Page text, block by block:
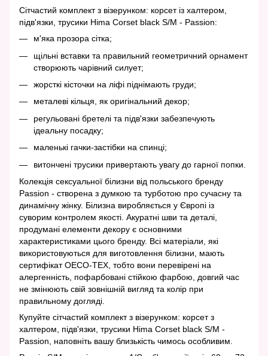
Сітчастий комплект з візерунком: корсет із халтером,
підв'язки, трусики Hima Corset black S/M - Passion:
м'яка прозора сітка;
щільні вставки та правильний геометричний орнамент
створюють чарівний силует;
жорсткі кісточки на ліфі піднімають груди;
металеві кільця, як оригінальний декор;
регульовані бретелі та підв'язки забезпечують
ідеальну посадку;
маленькі гачки-застібки на спинці;
витончені трусики привертають увагу до гарної попки.
Колекція сексуальної білизни від польського бренду
Passion - створена з думкою та турботою про сучасну та
динамічну жінку. Білизна виробляється у Європі із
суворим контролем якості. Акуратні шви та деталі,
продумані елементи декору є основними
характеристиками цього бренду. Всі матеріали, які
використовуються для виготовлення білизни, мають
сертифікат OECO-TEX, тобто вони перевірені на
алергенність, пофарбовані стійкою фарбою, довгий час
не змінюють свій зовнішній вигляд та колір при
правильному догляді.
Купуйте сітчастий комплект з візерунком: корсет з
халтером, підв'язки, трусики Hima Corset black S/M -
Passion, наповніть вашу близькість чимось особливим.